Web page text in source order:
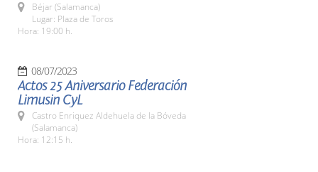
Béjar (Salamanca)
Lugar: Plaza de Toros
Hora: 19:00 h.
08/07/2023
Actos 25 Aniversario Federación
Limusin CyL
Castro Enriquez Aldehuela de la Bóveda
(Salamanca)
Hora: 12:15 h.